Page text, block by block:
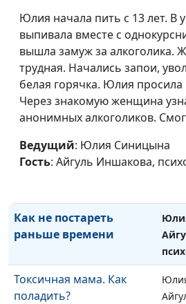
Юлия начала пить с 13 лет. В
выпивала вместе с
вышла замуж за алкоголика.
трудная. Начались запои,
белая горячка. Юлия просила
Через знакомую женщина
анонимных алкоголиков.
Ведущий: Юлия Синицына
Гость: Айгуль Иншакова,
Есть ли жизнь после
развода…
Женщина-лидер: как
оставаться женщиной
Как реализовать свой
Как не постареть
раньше времени
Токсичная мама. Как
поладить?